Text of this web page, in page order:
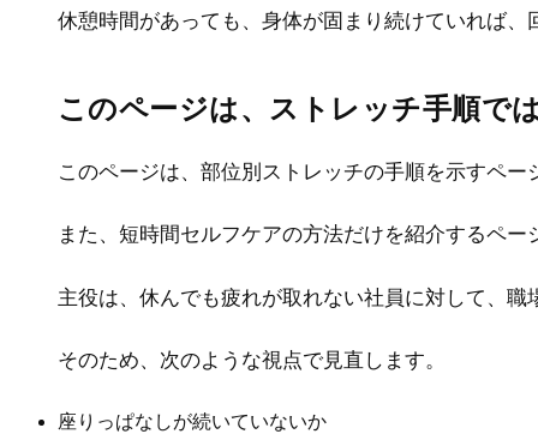
休憩時間があっても、身体が固まり続けていれば、
このページは、ストレッチ手順で
このページは、部位別ストレッチの手順を示すペー
また、短時間セルフケアの方法だけを紹介するペー
主役は、休んでも疲れが取れない社員に対して、
そのため、次のような視点で見直します。
座りっぱなしが続いていないか